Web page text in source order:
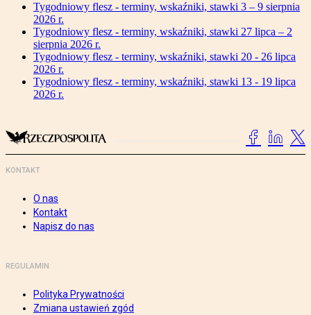
Tygodniowy flesz - terminy, wskaźniki, stawki 3 – 9 sierpnia
2026 r.
Tygodniowy flesz - terminy, wskaźniki, stawki 27 lipca – 2
sierpnia 2026 r.
Tygodniowy flesz - terminy, wskaźniki, stawki 20 - 26 lipca
2026 r.
Tygodniowy flesz - terminy, wskaźniki, stawki 13 - 19 lipca
2026 r.
KONTAKT
O nas
Kontakt
Napisz do nas
REGULAMIN
Polityka Prywatności
Zmiana ustawień zgód